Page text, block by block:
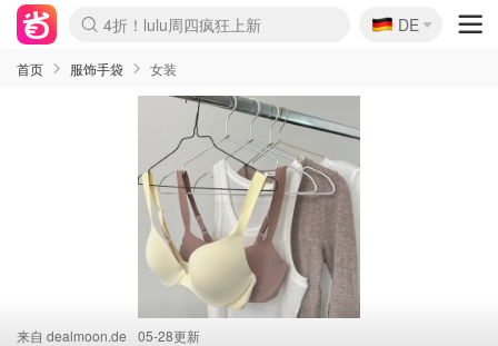
Boticinal 夏促开抢！
4折！lulu周四疯狂上新
还没结束！&OtherStories大促
Joybuy变相75折 随时失效
速领！Stanley独家85折
疑似霸哥！Camper额外叠85折
Zalando 奥莱闪促！每日更新
Moncler反季囤！5折起+叠9折
Coach Brooklyn仅€192
🇩🇪
DE
首页 服饰手袋 女装
来自 dealmoon.de 05-28更新